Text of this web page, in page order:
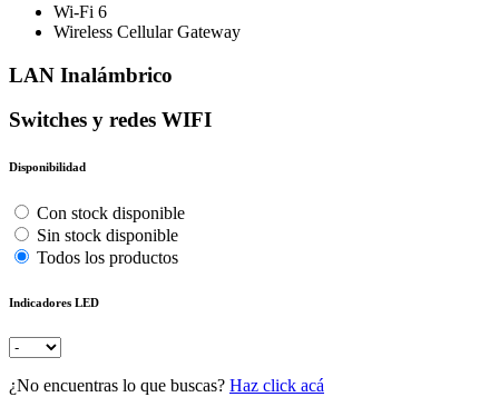
Wi-Fi 6
Wireless Cellular Gateway
LAN Inalámbrico
Switches y redes WIFI
Disponibilidad
Con stock disponible
Sin stock disponible
Todos los productos
Indicadores LED
¿No encuentras lo que buscas? Haz click acá